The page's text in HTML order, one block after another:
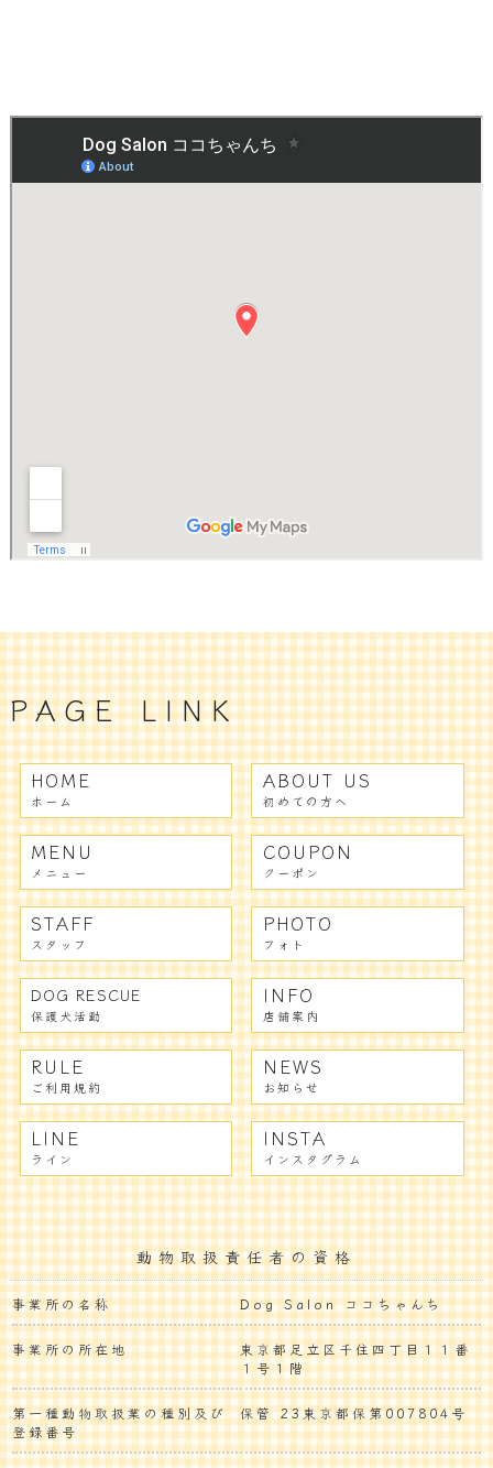
PAGE LINK
HOME
ホーム
ABOUT US
初めての方へ
MENU
メニュー
COUPON
クーポン
STAFF
スタッフ
PHOTO
フォト
DOG RESCUE
保護犬活動
INFO
店舗案内
RULE
ご利用規約
NEWS
お知らせ
LINE
ライン
INSTA
インスタグラム
動物取扱責任者の資格
事業所の名称 Dog Salon ココちゃんち
事業所の所在地
東京都足立区千住四丁目１１番
１号１階
第一種動物取扱業の種別及び
登録番号
保管 23東京都保第007804号